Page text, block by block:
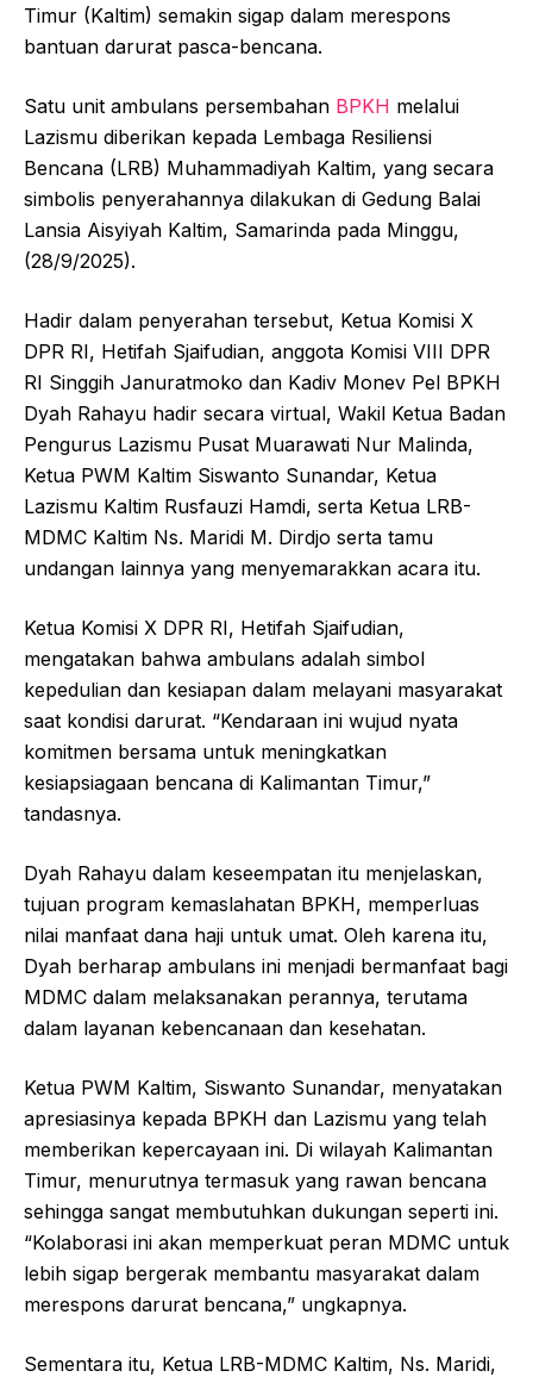
Timur (Kaltim) semakin sigap dalam merespons
bantuan darurat pasca-bencana.
Satu unit ambulans persembahan BPKH melalui
Lazismu diberikan kepada Lembaga Resiliensi
Bencana (LRB) Muhammadiyah Kaltim, yang secara
simbolis penyerahannya dilakukan di Gedung Balai
Lansia Aisyiyah Kaltim, Samarinda pada Minggu,
(28/9/2025).
Hadir dalam penyerahan tersebut, Ketua Komisi X
DPR RI, Hetifah Sjaifudian, anggota Komisi VIII DPR
RI Singgih Januratmoko dan Kadiv Monev Pel BPKH
Dyah Rahayu hadir secara virtual, Wakil Ketua Badan
Pengurus Lazismu Pusat Muarawati Nur Malinda,
Ketua PWM Kaltim Siswanto Sunandar, Ketua
Lazismu Kaltim Rusfauzi Hamdi, serta Ketua LRB-
MDMC Kaltim Ns. Maridi M. Dirdjo serta tamu
undangan lainnya yang menyemarakkan acara itu.
Ketua Komisi X DPR RI, Hetifah Sjaifudian,
mengatakan bahwa ambulans adalah simbol
kepedulian dan kesiapan dalam melayani masyarakat
saat kondisi darurat. “Kendaraan ini wujud nyata
komitmen bersama untuk meningkatkan
kesiapsiagaan bencana di Kalimantan Timur,”
tandasnya.
Dyah Rahayu dalam keseempatan itu menjelaskan,
tujuan program kemaslahatan BPKH, memperluas
nilai manfaat dana haji untuk umat. Oleh karena itu,
Dyah berharap ambulans ini menjadi bermanfaat bagi
MDMC dalam melaksanakan perannya, terutama
dalam layanan kebencanaan dan kesehatan.
Ketua PWM Kaltim, Siswanto Sunandar, menyatakan
apresiasinya kepada BPKH dan Lazismu yang telah
memberikan kepercayaan ini. Di wilayah Kalimantan
Timur, menurutnya termasuk yang rawan bencana
sehingga sangat membutuhkan dukungan seperti ini.
“Kolaborasi ini akan memperkuat peran MDMC untuk
lebih sigap bergerak membantu masyarakat dalam
merespons darurat bencana,” ungkapnya.
Sementara itu, Ketua LRB-MDMC Kaltim, Ns. Maridi,